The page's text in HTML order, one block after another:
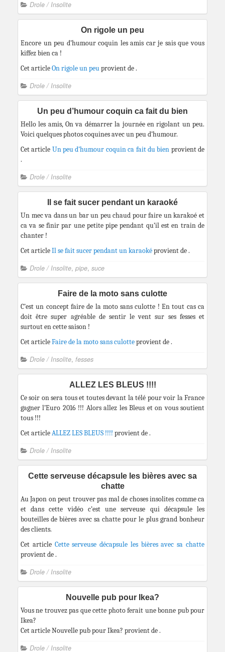
Drole / Insolite
On rigole un peu
Encore un peu d’humour coquin les amis car je sais que vous
kiffez bien ca !
Cet articleOn rigole un peuprovient de.
Drole / Insolite
Un peu d’humour coquin ca fait du bien
Hello les amis, On va démarrer la journée en rigolant un peu.
Voici quelques photos coquines avec un peu d’humour.
Cet article Un peu d’humour coquin ca fait du bien provient de
.
Drole / Insolite
Il se fait sucer pendant un karaoké
Un mec va dans un bar un peu chaud pour faire un karakoé et
ca va se finir par une petite pipe pendant qu’il est en train de
chanter !
Cet articleIl se fait sucer pendant un karaoképrovient de.
Drole / Insolite, pipe, suce
Faire de la moto sans culotte
C’est un concept faire de la moto sans culotte ! En tout cas ca
doit être super agréable de sentir le vent sur ses fesses et
surtout en cette saison !
Cet articleFaire de la moto sans culotteprovient de.
Drole / Insolite, fesses
ALLEZ LES BLEUS !!!!
Ce soir on sera tous et toutes devant la télé pour voir la France
gagner l’Euro 2016 !!! Alors allez les Bleus et on vous soutient
tous !!!
Cet articleALLEZ LES BLEUS !!!! provient de.
Drole / Insolite
Cette serveuse décapsule les bières avec sa
chatte
Au Japon on peut trouver pas mal de choses insolites comme ca
et dans cette vidéo c’est une serveuse qui décapsule les
bouteilles de bières avec sa chatte pour le plus grand bonheur
des clients.
Cet article Cette serveuse décapsule les bières avec sa chatte
provient de.
Drole / Insolite
Nouvelle pub pour Ikea?
Vous ne trouvez pas que cette photo ferait une bonne pub pour
Ikea?
Cet article Nouvelle pub pour Ikea? provient de .
Drole / Insolite